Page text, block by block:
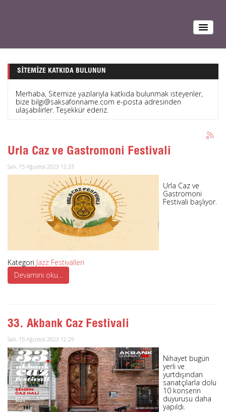
SITEMIZE KATKIDA BULUNUN
Merhaba, Sitemize yazılarıyla katkıda bulunmak isteyenler,
bize bilgi@saksafonname.com e-posta adresinden
ulaşabilirler. Teşekkür ederiz.
Urla Caz ve Gastromoni Festivali
Salı, 15 Ağustos 2023 12:33
Urla Caz ve
Gastromoni
Festivali başlıyor.
Kategori Jazz Festivalleri
Devamını oku...
33. Akbank Caz Festivali
Salı, 15 Ağustos 2023 12:29
Nihayet bugün
yerli ve
yurtdışından
sanatçılarla dolu
10 konserin
duyurusu daha
yapıldı.